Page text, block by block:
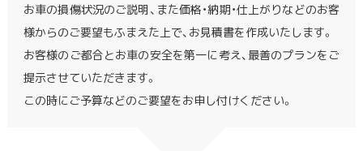
お車の損傷状況のご説明、また価格・納期・仕上がりなどのお客
様からのご要望もふまえた上で、お見積書を作成いたします。
お客様のご都合とお車の安全を第一に考え、最善のプランをご
提示させていただきます。
この時にご予算などのご要望をお申し付けください。